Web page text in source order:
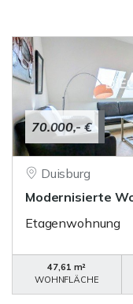
70.000,- €
Duisburg
Modernisierte
Etagenwohnung
47,61 m²
WOHNFLÄCHE